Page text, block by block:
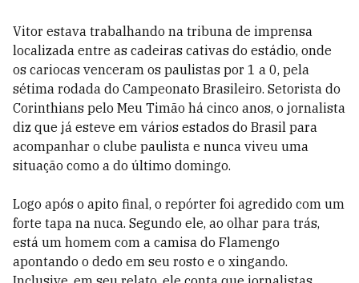
Vitor estava trabalhando na tribuna de imprensa
localizada entre as cadeiras cativas do estádio, onde
os cariocas venceram os paulistas por 1 a 0, pela
sétima rodada do Campeonato Brasileiro. Setorista do
Corinthians pelo Meu Timão há cinco anos, o jornalista
diz que já esteve em vários estados do Brasil para
acompanhar o clube paulista e nunca viveu uma
situação como a do último domingo.
Logo após o apito final, o repórter foi agredido com um
forte tapa na nuca. Segundo ele, ao olhar para trás,
está um homem com a camisa do Flamengo
apontando o dedo em seu rosto e o xingando.